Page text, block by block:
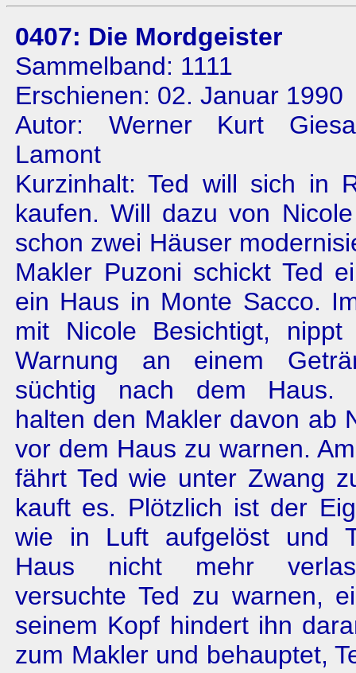
0407: Die Mordgeister
Sammelband: 1111
Erschienen: 02. Januar 1990
Autor: Werner Kurt
Lamont
Kurzinhalt: Ted will sich in
kaufen. Will dazu von
schon zwei Häuser
Makler Puzoni schickt Ted
ein Haus in Monte Sacco.
mit Nicole Besichtigt,
Warnung an einem
süchtig nach dem Haus.
halten den Makler davon ab
vor dem Haus zu warnen.
fährt Ted wie unter Zwang
kauft es. Plötzlich ist der
wie in Luft aufgelöst und
Haus nicht mehr
versuchte Ted zu warnen,
seinem Kopf hindert ihn
zum Makler und behauptet,